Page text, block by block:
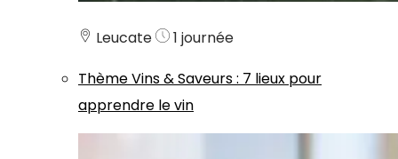
Leucate
1 journée
ThèmeVins & Saveurs: 7 lieux pour
apprendre le vin